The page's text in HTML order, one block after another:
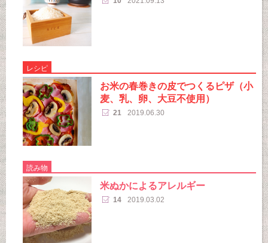
レシピ
お米の春巻きの皮でつくるピザ（小
麦、乳、卵、大豆不使用）
21 2019.06.30
読み物
米ぬかによるアレルギー
14 2019.03.02